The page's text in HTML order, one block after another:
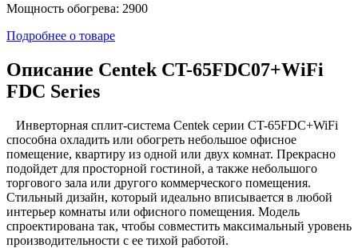
Мощность обогрева: 2900
Подробнее о товаре
Описание Centek CT-65FDC07+WiFi
FDC Series
Инверторная сплит-система Centek серии CT-65FDC+WiFi
способна охладить или обогреть небольшое офисное
помещение, квартиру из одной или двух комнат. Прекрасно
подойдет для просторной гостиной, а также небольшого
торгового зала или другого коммерческого помещения.
Стильный дизайн, который идеально вписывается в любой
интерьер комнаты или офисного помещения. Модель
спроектирована так, чтобы совместить максимальный уровень
производительности с ее тихой работой.